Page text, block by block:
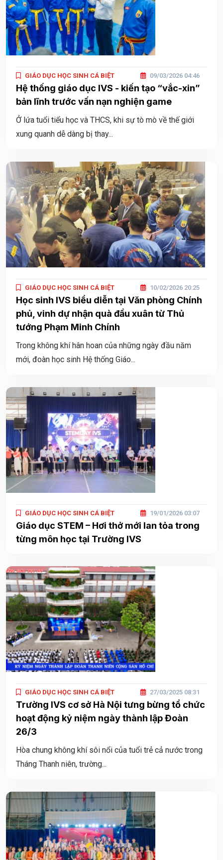
GIÁO DỤC HỌC SINH CÁ BIỆT 09/03/2026 04:46
Hệ thống giáo dục IVS - kiến tạo “vắc-xin”
bản lĩnh trước vấn nạn nghiện game
Ở lứa tuổi tiểu học và THCS, khi sự tò mò về thế giới
xung quanh dễ dàng bị thay...
GIÁO DỤC HỌC SINH CÁ BIỆT 10/02/2026 20:25
Học sinh IVS biểu diễn tại Văn phòng Chính
phủ, vinh dự nhận quà đầu xuân từ Thủ
tướng Phạm Minh Chính
Trong không khí hân hoan của những ngày đầu năm
mới, đoàn học sinh Hệ thống Giáo...
GIÁO DỤC HỌC SINH CÁ BIỆT 19/01/2026 03:07
Giáo dục STEM – Hơi thở mới lan tỏa trong
từng môn học tại Trường IVS
GIÁO DỤC HỌC SINH CÁ BIỆT 27/03/2025 08:31
Trường IVS cơ sở Hà Nội tưng bừng tổ chức
hoạt động kỷ niệm ngày thành lập Đoàn
26/3
Hòa chung không khí sôi nổi của tuổi trẻ cả nước trong
Tháng Thanh niên, trường...